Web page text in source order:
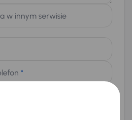
w innym serwisie
*